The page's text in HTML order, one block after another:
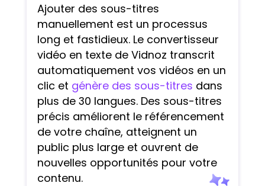
Ajouter des sous-titres
manuellement est un processus
long et fastidieux. Le convertisseur
vidéo en texte de Vidnoz transcrit
automatiquement vos vidéos en un
clic et génère des sous-titres dans
plus de 30 langues. Des sous-titres
précis améliorent le référencement
de votre chaîne, atteignent un
public plus large et ouvrent de
nouvelles opportunités pour votre
contenu.